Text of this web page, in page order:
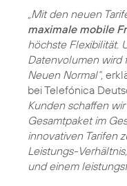
„Mit den neuen
maximale mobile
höchste Flexibilität.
Datenvolumen wird
Neuen Normal“,
bei Telefónica
Kunden schaffen
Gesamtpaket im
innovativen Tarifen
Leistungs-
und einem